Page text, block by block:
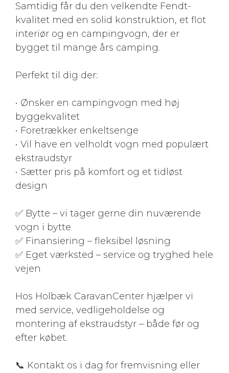
Samtidig får du den velkendte Fendt-
kvalitet med en solid konstruktion, et flot
interiør og en campingvogn, der er
bygget til mange års camping.
Perfekt til dig der:
• Ønsker en campingvogn med høj
byggekvalitet
• Foretrækker enkeltsenge
• Vil have en velholdt vogn med populært
ekstraudstyr
• Sætter pris på komfort og et tidløst
design
✅ Bytte – vi tager gerne din nuværende
vogn i bytte
✅ Finansiering – fleksibel løsning
✅ Eget værksted – service og tryghed hele
vejen
Hos Holbæk CaravanCenter hjælper vi
med service, vedligeholdelse og
montering af ekstraudstyr – både før og
efter købet.
📞 Kontakt os i dag for fremvisning eller